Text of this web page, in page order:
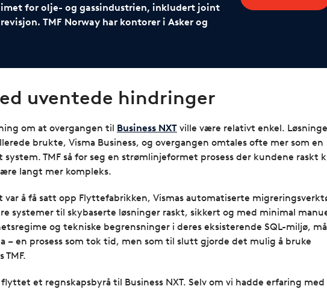
for olje- og gassindustrien, inkludert joint
TMF Norway har kontorer i Asker og
uventede hindringer
om at overgangen til Business NXT ville være relativt enkel.
brukte, Visma Business, og overgangen omtales ofte mer som en
TMF så for seg en strømlinjeformet prosess der kundene raskt
langt mer kompleks.
å få satt opp Flyttefabrikken, Vismas automatiserte
systemer til skybaserte løsninger raskt, sikkert og med minimal
og tekniske begrensninger i deres eksisterende SQL-miljø,
– en prosess som tok tid, men som til slutt gjorde det mulig å bruke
et regnskapsbyrå til Business NXT. Selv om vi hadde erfaring med